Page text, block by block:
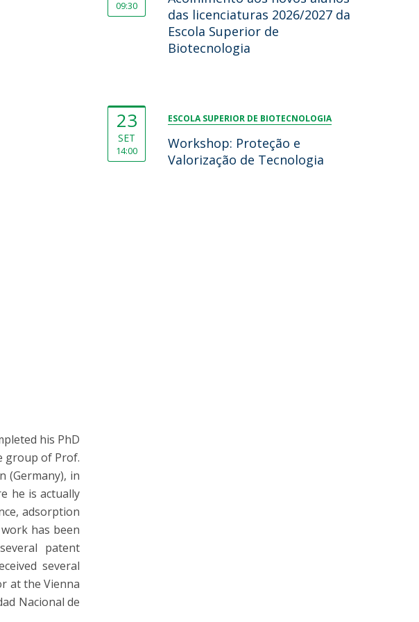
his PhD
group of Prof.
(Germany), in
he is actually
adsorption
has been
patent
several
at the Vienna
Nacional de
09:30
das licenciaturas 2026/2027 da
Escola Superior de
Biotecnologia
23
SET
14:00
ESCOLA SUPERIOR DE BIOTECNOLOGIA
Workshop: Proteção e
Valorização de Tecnologia